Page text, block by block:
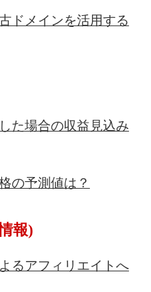
ドメインを活用する
た場合の収益見込み
の予測値は？
報)
るアフィリエイトへ